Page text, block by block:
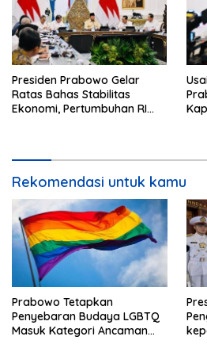
Presiden Prabowo Gelar
Ratas Bahas Stabilitas
Ekonomi, Pertumbuhan RI
Rekomendasi untuk kamu
Prabowo Tetapkan
Penyebaran Budaya LGBTQ
Masuk Kategori Ancaman